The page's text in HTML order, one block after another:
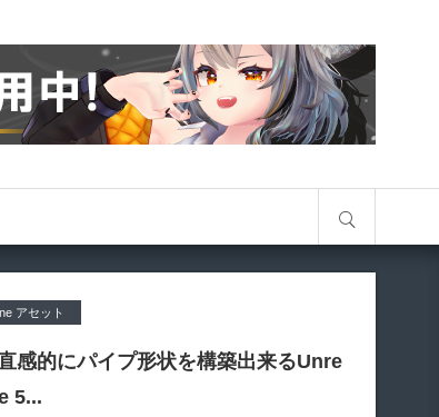
アセット
感的にパイプ形状を構築出来るUnre
5...